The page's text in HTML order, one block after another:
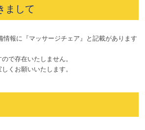
まして
情報に『マッサージチェア』と記載があります
で存在いたしません。
くお願いいたします。